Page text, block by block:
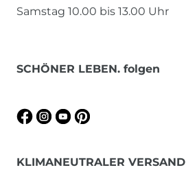
Samstag 10.00 bis 13.00 Uhr
SCHÖNER LEBEN. folgen
KLIMANEUTRALER VERSAND